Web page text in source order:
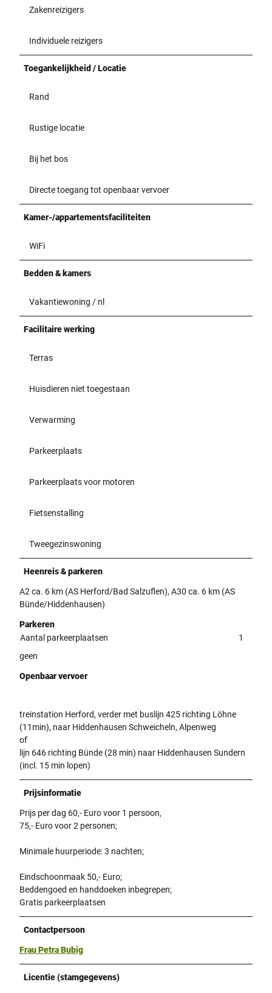
Zakenreizigers
Individuele reizigers
Toegankelijkheid / Locatie
Rand
Rustige locatie
Bij het bos
Directe toegang tot openbaar vervoer
Kamer-/appartementsfaciliteiten
WiFi
Bedden & kamers
Vakantiewoning / nl
Facilitaire werking
Terras
Huisdieren niet toegestaan
Verwarming
Parkeerplaats
Parkeerplaats voor motoren
Fietsenstalling
Tweegezinswoning
Heenreis & parkeren
A2 ca. 6 km (AS Herford/Bad Salzuflen), A30 ca. 6 km (AS
Bünde/Hiddenhausen)
Parkeren
Aantal parkeerplaatsen
1
geen
Openbaar vervoer
treinstation Herford, verder met buslijn 425 richting Löhne
(11min), naar Hiddenhausen Schweicheln, Alpenweg
of
lijn 646 richting Bünde (28 min) naar Hiddenhausen Sundern
(incl. 15 min lopen)
Prijsinformatie
Prijs per dag 60,- Euro voor 1 persoon,
75,- Euro voor 2 personen;
Minimale huurperiode: 3 nachten;
Eindschoonmaak 50,- Euro;
Beddengoed en handdoeken inbegrepen;
Gratis parkeerplaatsen
Contactpersoon
Frau Petra Bubig
Licentie (stamgegevens)